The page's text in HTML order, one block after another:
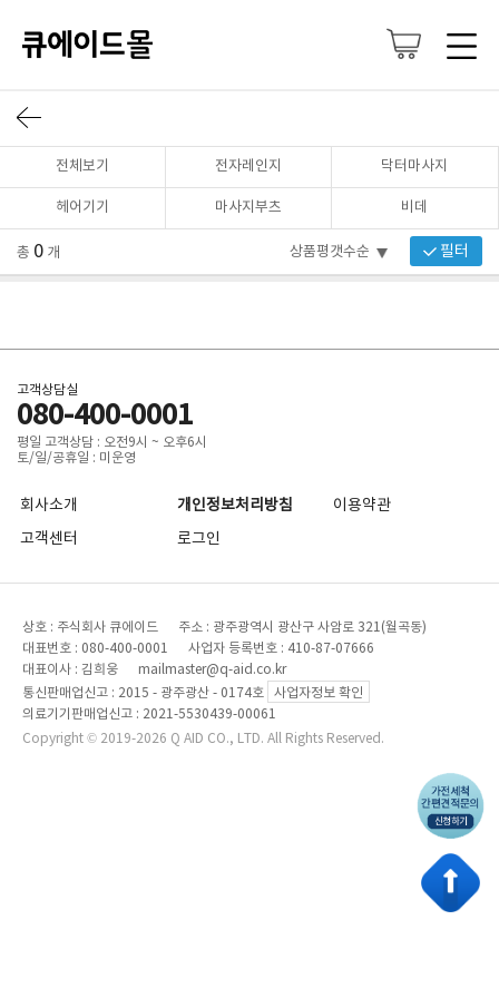
전체보기 전자레인지 닥터마사지
헤어기기 마사지부츠 비데
총 0 개 필터
고객상담실
080-400-0001
평일 고객상담 : 오전9시 ~ 오후6시
토/일/공휴일 : 미운영
회사소개 개인정보처리방침
이용약관
고객센터
로그인
상호 : 주식회사 큐에이드 주소 : 광주광역시 광산구 사암로 321(월곡동)
대표번호 : 080-400-0001 사업자 등록번호 : 410-87-07666
대표이사 : 김희웅 mailmaster@q-aid.co.kr
통신판매업신고 : 2015 - 광주광산 - 0174호
사업자정보 확인
의료기기판매업신고 : 2021-5530439-00061
Copyright © 2019-2026 Q AID CO., LTD. All Rights Reserved.